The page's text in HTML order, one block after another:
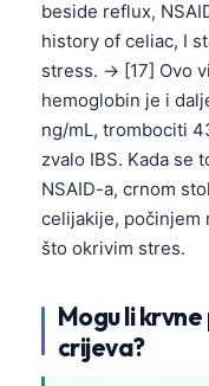
beside reflux,
history of celiac, I
stress. → [17] Ovo
hemoglobin je i
ng/mL, trombociti
zvalo IBS. Kada se
NSAID-a, crnom
celijakije, počinjem
što okrivim stres.
Mogu li
crijeva?